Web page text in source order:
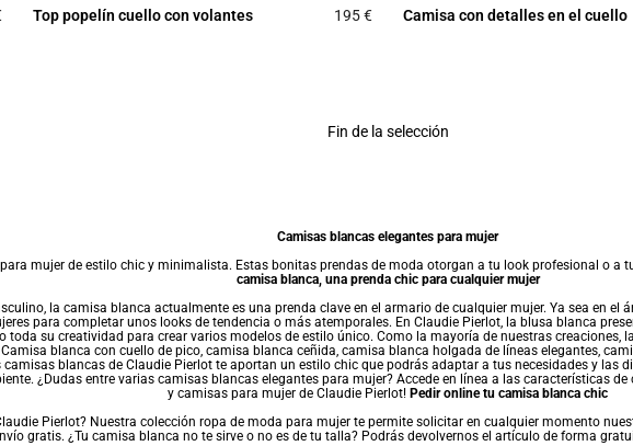
5 out of 5 Customer Rating
Top popelín cuello con volantes 195 €3,6 out of 5 Customer Rating
Camisa con detalles en el cuello
Fin de la selección
Camisas blancas elegantes para mujer
mujer de estilo chic y minimalista. Estas bonitas prendas de moda otorgan a tu look profesional o a
camisa blanca, una prenda chic para cualquier mujer
la camisa blanca actualmente es una prenda clave en el armario de cualquier mujer. Ya sea en
para completar unos looks de tendencia o más atemporales. En Claudie Pierlot, la blusa blanca
su creatividad para crear varios modelos de estilo único. Como la mayoría de nuestras
blanca con cuello de pico, camisa blanca ceñida, camisa blanca holgada de líneas elegantes,
blancas de Claudie Pierlot te aportan un estilo chic que podrás adaptar a tus necesidades y las
¿Dudas entre varias camisas blancas elegantes para mujer? Accede en línea a las características
y camisas para mujer de Claudie Pierlot! Pedir online tu camisa blanca chic
Pierlot? Nuestra colección ropa de moda para mujerte permite solicitar en cualquier momento
gratis. ¿Tu camisa blanca no te sirve o no es de tu talla? Podrás devolvernos el artículo de forma